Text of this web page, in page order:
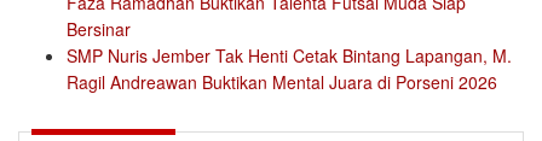
Bersinar
SMP Nuris Jember Tak Henti Cetak Bintang Lapangan, M.
Ragil Andreawan Buktikan Mental Juara di Porseni 2026